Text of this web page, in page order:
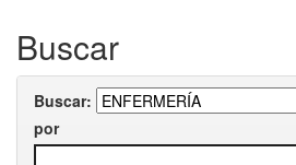
Buscar
Buscar:
por